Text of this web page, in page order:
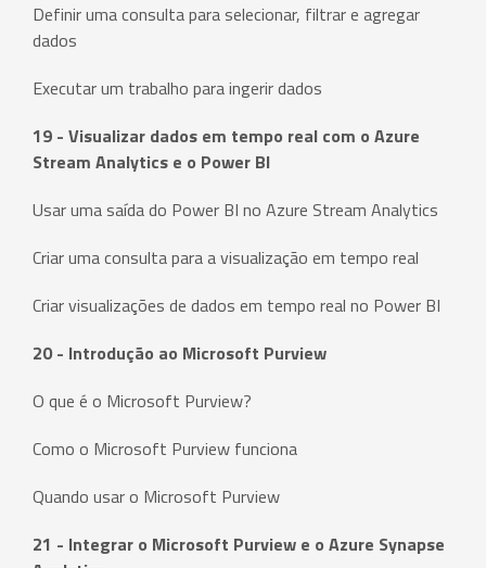
Definir uma consulta para selecionar, filtrar e agregar
dados
Executar um trabalho para ingerir dados
19 - Visualizar dados em tempo real com o Azure
Stream Analytics e o Power BI
Usar uma saída do Power BI no Azure Stream Analytics
Criar uma consulta para a visualização em tempo real
Criar visualizações de dados em tempo real no Power BI
20 - Introdução ao Microsoft Purview
O que é o Microsoft Purview?
Como o Microsoft Purview funciona
Quando usar o Microsoft Purview
21 - Integrar o Microsoft Purview e o Azure Synapse